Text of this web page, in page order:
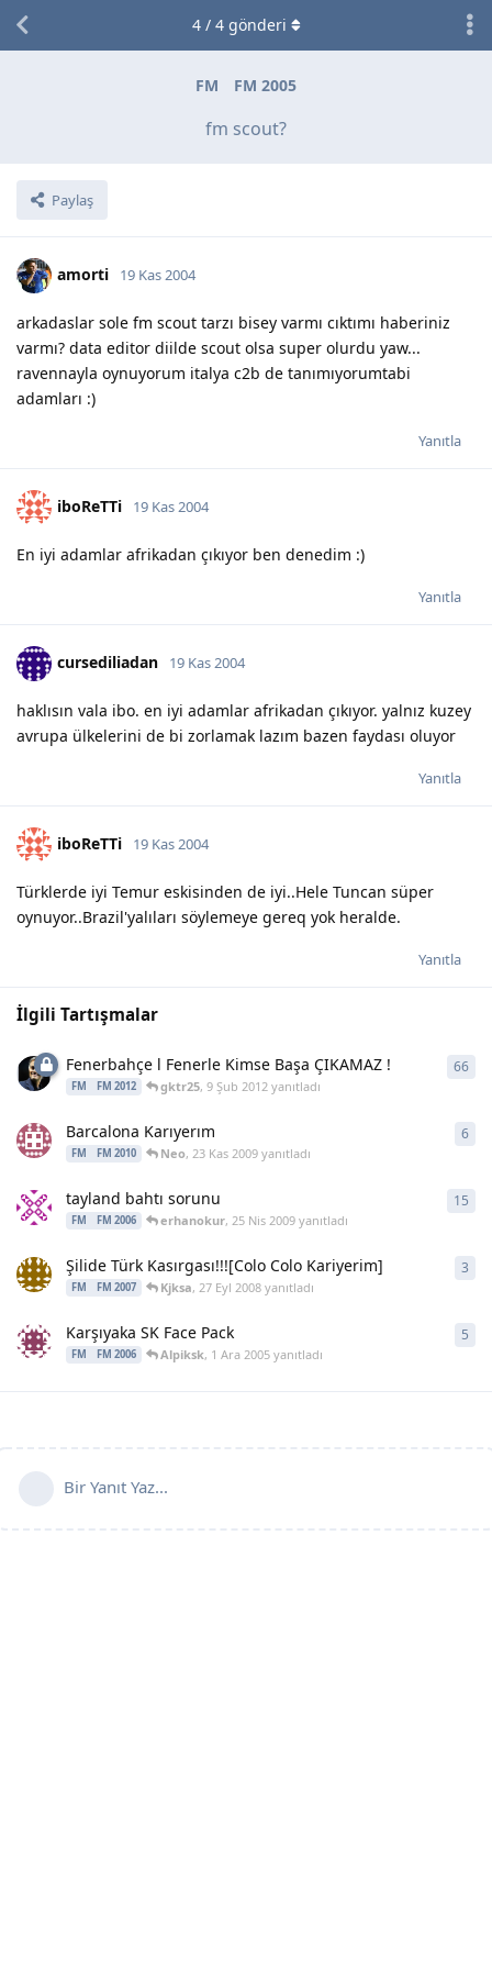
FM FM 2005
fm scout?
Paylaş
4/ 4gönderi
amorti 19 Kas 2004
arkadaslar sole fm scout tarzı bisey varmı cıktımı haberiniz
varmı? data editor diilde scout olsa super olurdu yaw...
ravennayla oynuyorum italya c2b de tanımıyorumtabi
adamları :)
Yanıtla
iboReTTi 19 Kas 2004
En iyi adamlar afrikadan çıkıyor ben denedim :)
Yanıtla
cursediliadan 19 Kas 2004
haklısın vala ibo. en iyi adamlar afrikadan çıkıyor. yalnız kuzey
avrupa ülkelerini de bi zorlamak lazım bazen faydası oluyor
Yanıtla
iboReTTi 19 Kas 2004
Türklerde iyi Temur eskisinden de iyi..Hele Tuncan süper
oynuyor..Brazil'yalıları söylemeye gereq yok heralde.
Yanıtla
İlgili Tartışmalar
Fenerbahçe l Fenerle Kimse Başa ÇIKAMAZ !
FM FM 2012 gktr25, 9 Şub 2012yanıtladı
66
Barcalona Karıyerım
FM FM 2010 Neo, 23 Kas 2009yanıtladı
6
tayland bahtı sorunu
FM FM 2006 erhanokur, 25 Nis 2009yanıtladı
15
Şilide Türk Kasırgası!!![Colo Colo Kariyerim]
FM FM 2007 Kjksa, 27 Eyl 2008yanıtladı
3
Karşıyaka SK Face Pack
FM FM 2006 Alpiksk, 1 Ara 2005yanıtladı
5
Bir Yanıt Yaz...